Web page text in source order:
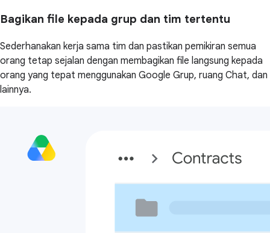
Bagikan file kepada grup dan tim tertentu
Sederhanakan kerja sama tim dan pastikan pemikiran semua
orang tetap sejalan dengan membagikan file langsung kepada
orang yang tepat menggunakan Google Grup, ruang Chat, dan
lainnya.